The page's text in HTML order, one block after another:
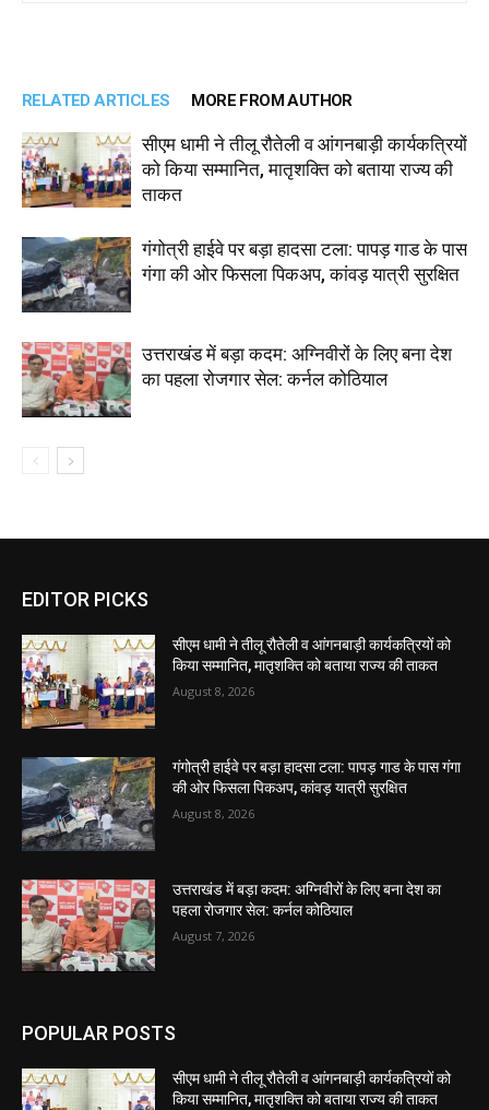
RELATED ARTICLES MORE FROM AUTHOR
सीएम धामी ने तीलू रौतेली व आंगनबाड़ी कार्यकत्रियों
को किया सम्मानित, मातृशक्ति को बताया राज्य की
ताकत
गंगोत्री हाईवे पर बड़ा हादसा टला: पापड़ गाड के पास
गंगा की ओर फिसला पिकअप, कांवड़ यात्री सुरक्षित
उत्तराखंड में बड़ा कदम: अग्निवीरों के लिए बना देश
का पहला रोजगार सेल: कर्नल कोठियाल
EDITOR PICKS
सीएम धामी ने तीलू रौतेली व आंगनबाड़ी कार्यकत्रियों को
किया सम्मानित, मातृशक्ति को बताया राज्य की ताकत
August 8, 2026
गंगोत्री हाईवे पर बड़ा हादसा टला: पापड़ गाड के पास गंगा
की ओर फिसला पिकअप, कांवड़ यात्री सुरक्षित
August 8, 2026
उत्तराखंड में बड़ा कदम: अग्निवीरों के लिए बना देश का
पहला रोजगार सेल: कर्नल कोठियाल
August 7, 2026
POPULAR POSTS
सीएम धामी ने तीलू रौतेली व आंगनबाड़ी कार्यकत्रियों को
किया सम्मानित, मातृशक्ति को बताया राज्य की ताकत